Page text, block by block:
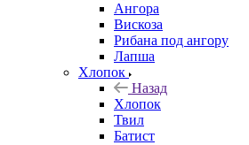
Ангора
Вискоза
Рибана под ангору
Лапша
Хлопок
Назад
Хлопок
Твил
Батист